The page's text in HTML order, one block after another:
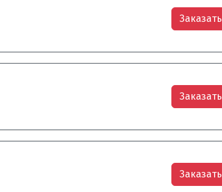
Заказать
Заказать
Заказать